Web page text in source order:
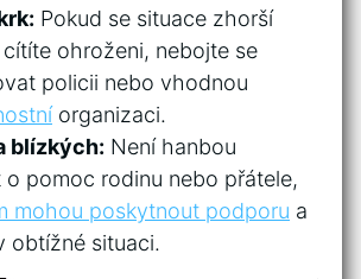
Pokud se situace zhorší
ohroženi, nebojte se
policii nebo vhodnou
organizaci.
blízkých: Není hanbou
o pomoc rodinu nebo přátele,
mohou poskytnout podporu a
obtížné situaci.